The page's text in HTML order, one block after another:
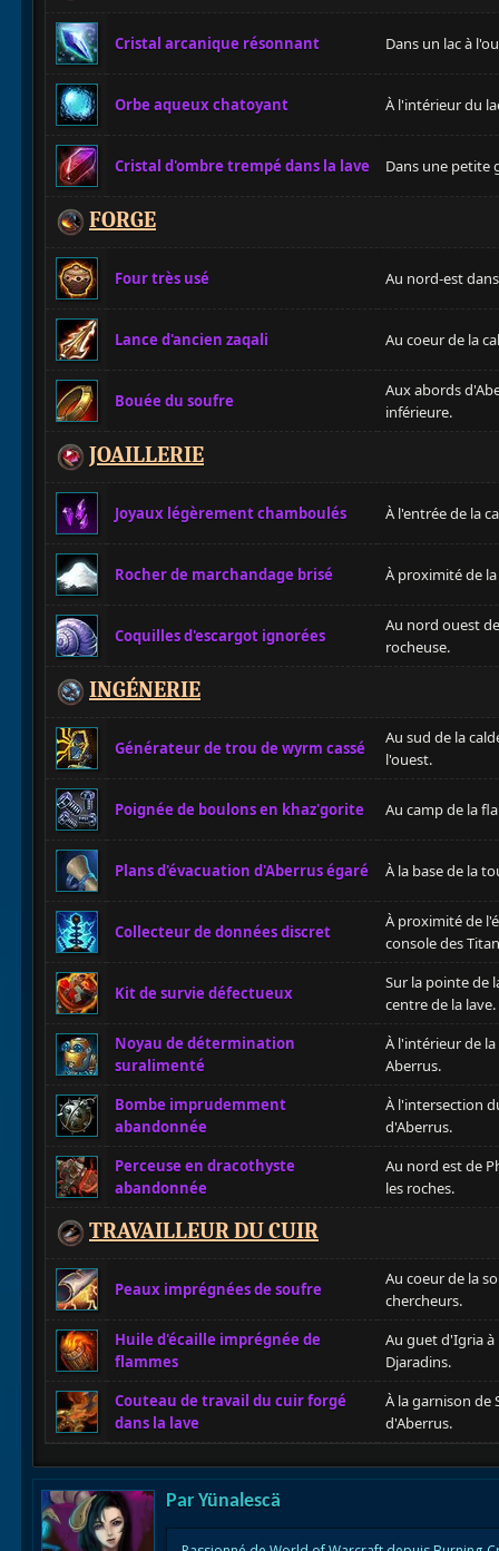
Cristal arcanique résonnant Dans un lac à
Orbe aqueux chatoyant À l'intérieur du
Cristal d'ombre trempé dans la lave Dans une petite
FORGE
Four très usé Au nord-est
Lance d'ancien zaqali Au coeur de la
Bouée du soufre
Aux abords
inférieure.
JOAILLERIE
Joyaux légèrement chamboulés À l'entrée de la
Rocher de marchandage brisé À proximité de
Coquilles d'escargot ignorées
Au nord ouest
rocheuse.
INGÉNERIE
Générateur de trou de wyrm cassé
Au sud de la
l'ouest.
Poignée de boulons en khaz'gorite Au camp de la
Plans d'évacuation d'Aberrus égaré À la base de la
Collecteur de données discret
À proximité de
console des
Kit de survie défectueux
Sur la pointe de
centre de la lave.
Noyau de détermination
suralimenté
À l'intérieur de
Aberrus.
Bombe imprudemment
abandonnée
À l'intersection
d'Aberrus.
Perceuse en dracothyste
abandonnée
Au nord est de
les roches.
TRAVAILLEUR DU CUIR
Peaux imprégnées de soufre
Au coeur de la
chercheurs.
Huile d'écaille imprégnée de
flammes
Au guet d'Igria à
Djaradins.
Couteau de travail du cuir forgé
dans la lave
À la garnison de
d'Aberrus.
Par Yünalescä